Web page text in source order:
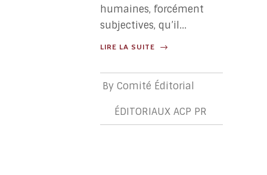
humaines, forcément
subjectives, qu’il...
LIRE LA SUITE
By Comité Éditorial
ÉDITORIAUX ACP PR